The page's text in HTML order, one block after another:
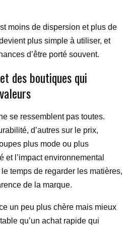
moins de dispersion et plus de
plus simple à utiliser, et
d’être porté souvent.
des boutiques qui
se ressemblent pas toutes.
d’autres sur le prix,
plus mode ou plus
et l’impact environnemental
temps de regarder les matières,
de la marque.
un peu plus chère mais mieux
qu’un achat rapide qui